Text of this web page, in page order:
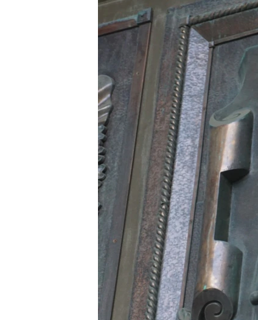
КРЫМ.НЕПОКОРЕННЫЙ
УКРАИНСКАЯ ПРОБЛЕМА КРЫМА